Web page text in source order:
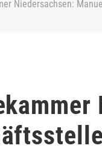
Niedersachsen: